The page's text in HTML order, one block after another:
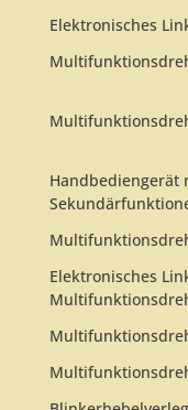
Elektronisches
Handbediengerät
Elektronisches